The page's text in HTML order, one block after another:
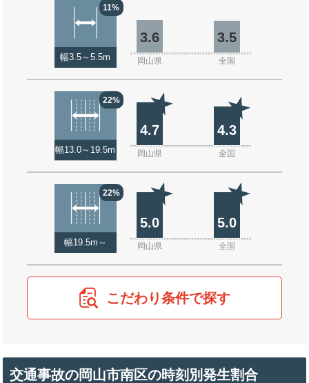
11%
幅3.5～5.5m
3.6 3.5
岡山県 全国
22%
幅13.0～19.5m
4.7 4.3
岡山県 全国
22%
幅19.5m～
5.0 5.0
岡山県 全国
こだわり条件で探す
交通事故の岡山市南区の時刻別発生割合